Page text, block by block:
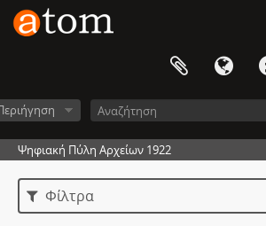
Ψηφιακή Πύλη Αρχείων 1922
Φίλτρα